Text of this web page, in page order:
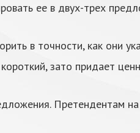
ее в двух-трех
в точности, как они
зато придает
Претендентам